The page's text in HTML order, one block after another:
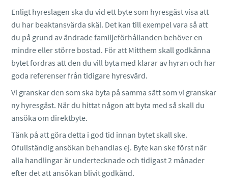
Enligt hyreslagen ska du vid ett byte som hyresgäst visa att
du har beaktansvärda skäl. Det kan till exempel vara så att
du på grund av ändrade familjeförhållanden behöver en
mindre eller större bostad. För att Mitthem skall godkänna
bytet fordras att den du vill byta med klarar av hyran och har
goda referenser från tidigare hyresvärd.
Vi granskar den som ska byta på samma sätt som vi granskar
ny hyresgäst. När du hittat någon att byta med så skall du
ansöka om direktbyte.
Tänk på att göra detta i god tid innan bytet skall ske.
Ofullständig ansökan behandlas ej. Byte kan ske först när
alla handlingar är undertecknade och tidigast 2 månader
efter det att ansökan blivit godkänd.